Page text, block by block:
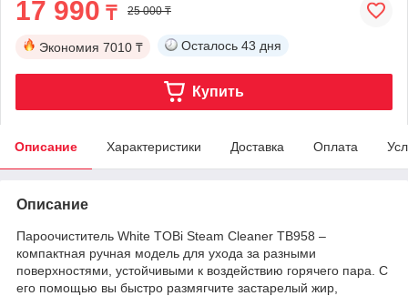
17 990 ₸ 25 000 ₸
Экономия 7010 ₸ Осталось 43 дня
Купить
Описание Характеристики Доставка Оплата
Описание
Пароочиститель White TOBi Steam Cleaner TB958 –
компактная ручная модель для ухода за разными
поверхностями, устойчивыми к воздействию горячего пара. С
его помощью вы быстро размягчите застарелый жир,